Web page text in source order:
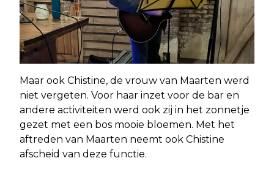
Maar ook Chistine, de vrouw van Maarten werd
niet vergeten. Voor haar inzet voor de bar en
andere activiteiten werd ook zij in het zonnetje
gezet met een bos mooie bloemen. Met het
aftreden van Maarten neemt ook Chistine
afscheid van deze functie.